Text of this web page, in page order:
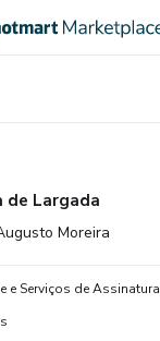
de Largada
Moreira
e Serviços de Assinatura